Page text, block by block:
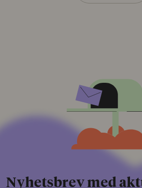
Nyhetsbrev med